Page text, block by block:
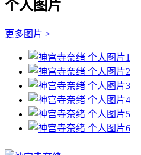
个人图片
更多图片 >